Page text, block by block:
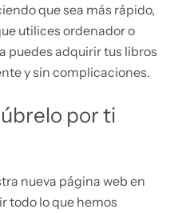
que sea más rápido,
utilices ordenador o
puedes adquirir tus libros
y sin complicaciones.
por ti
nueva página web en
todo lo que hemos